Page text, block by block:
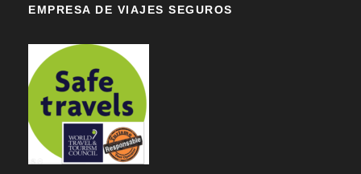
EMPRESA DE VIAJES SEGUROS